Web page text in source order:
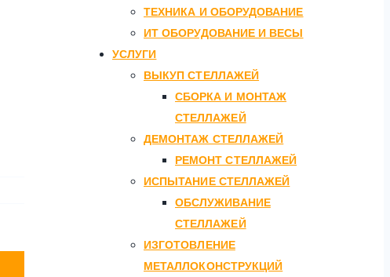
ТЕХНИКА И ОБОРУДОВАНИЕ
ИТ ОБОРУДОВАНИЕ И ВЕСЫ
УСЛУГИ
ВЫКУП СТЕЛЛАЖЕЙ
СБОРКА И МОНТАЖ
СТЕЛЛАЖЕЙ
ДЕМОНТАЖ СТЕЛЛАЖЕЙ
РЕМОНТ СТЕЛЛАЖЕЙ
ИСПЫТАНИЕ СТЕЛЛАЖЕЙ
ОБСЛУЖИВАНИЕ
СТЕЛЛАЖЕЙ
ИЗГОТОВЛЕНИЕ
МЕТАЛЛОКОНСТРУКЦИЙ